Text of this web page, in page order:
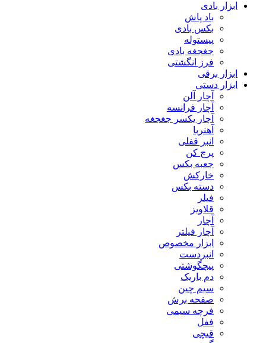
ابزار بادی
باد پاش
بکس بادی
پیستوله
جغجغه بادی
فرز انگشتی
ابزار برقی
ابزار دستی
آچار آلن
آچار فرانسه
آچار یکسر جغجغه
آهنربا
انبر قفلی
پرچ کن
جعبه بکس
خارکش
دسته بکس
فیلر
قلاویز
آچار
آچار فیلتر
ابزار مخصوص
انبردست
پیچگوشتی
دم باریک
سیم چین
صفحه برش
فرچه سیمی
ففل
قیچی